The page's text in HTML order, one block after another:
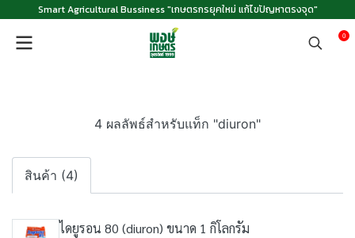
Smart Agricultural Bussiness "เกษตรกรยุคใหม่ แก้ไขปัญหาตรงจุด"
0
4 ผลลัพธ์สำหรับแท็ก "diuron"
สินค้า (4)
ไดยูรอน 80 (diuron) ขนาด 1 กิโลกรัม